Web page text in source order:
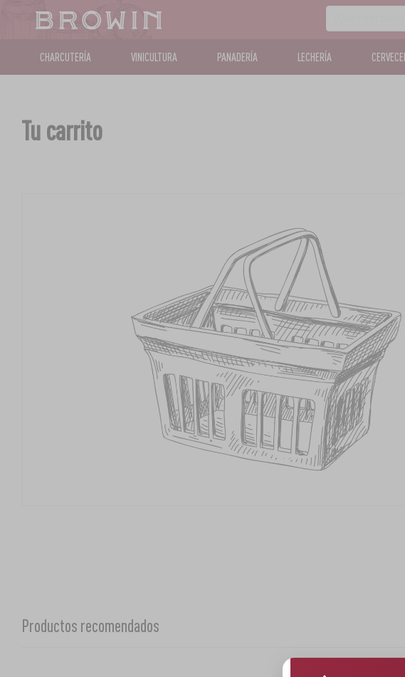
CHARCUTERÍA VINICULTURA PANADERÍA LECHERÍA
Tu carrito
Productos recomendados